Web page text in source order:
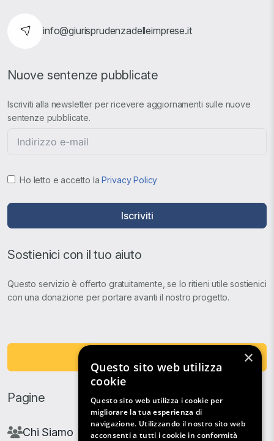
info@giurisprudenzadelleimprese.it
Nuove sentenze pubblicate
Iscriviti alla newsletter per ricevere aggiornamenti sulle nuove
sentenze pubblicate.
Ho letto e accetto laPrivacy Policy
Iscriviti
Sostienici con il tuo aiuto
Questo servizio è offerto gratuitamente, se lo ritieni utile sostienici
con una donazione per portare avanti il nostro progetto.
Pagine
Chi Siamo
×
Questo sito web utilizza
cookie
Questo sito web utilizza i cookie per
migliorare la tua esperienza di
navigazione. Utilizzando il nostro sito web
acconsenti a tutti i cookie in conformità